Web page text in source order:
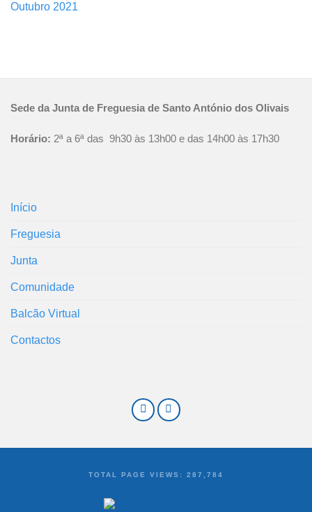
Outubro 2021
Sede da Junta de Freguesia de Santo António dos Olivais
Horário: 2ª a 6ª das 9h30 às 13h00 e das 14h00 às 17h30
Início
Freguesia
Junta
Comunidade
Balcão Virtual
Contactos
TOTAL PAGE VIEWS: 287,784